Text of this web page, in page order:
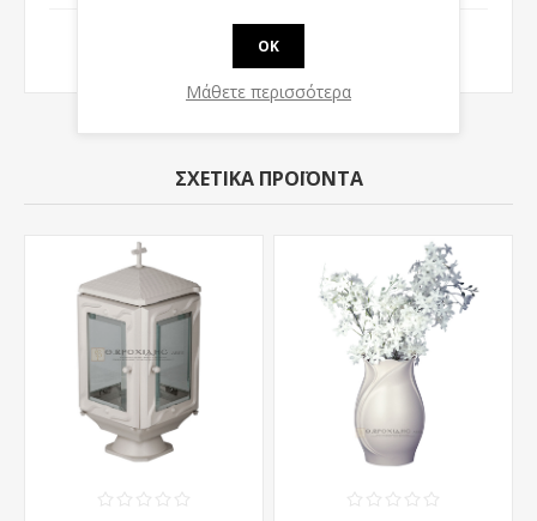
ΣΧΕΤΙΚΆ ΠΡΟΪΌΝΤΑ
OK
Μάθετε περισσότερα